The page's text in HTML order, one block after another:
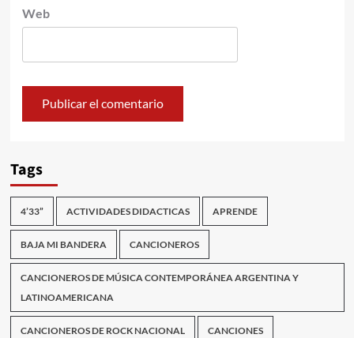
Web
Tags
4’33” ACTIVIDADES DIDACTICAS APRENDE
BAJA MI BANDERA CANCIONEROS
CANCIONEROS DE MÚSICA CONTEMPORÁNEA ARGENTINA Y
LATINOAMERICANA
CANCIONEROS DE ROCK NACIONAL CANCIONES